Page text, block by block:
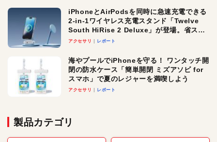
iPhoneとAirPodsを同時に急速充電できる
2-in-1ワイヤレス充電スタンド「Twelve
South HiRise 2 Deluxe」が登場。省スペ
ースでおしゃれに充電したい人にオスス
アクセサリ レポート
海やプールでiPhoneを守る！ ワンタッチ開
閉の防水ケース「簡単開閉 ミズアソビ for
スマホ」で夏のレジャーを満喫しよう
アクセサリ レポート
製品カテゴリ